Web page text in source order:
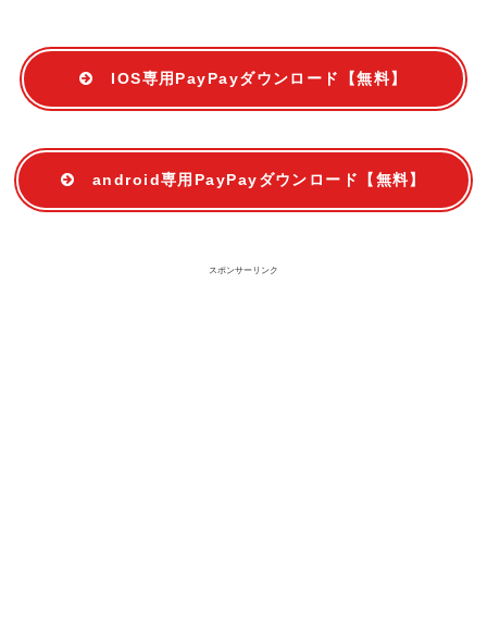
IOS専用PayPayダウンロード【無料】
android専用PayPayダウンロード【無料】
スポンサーリンク